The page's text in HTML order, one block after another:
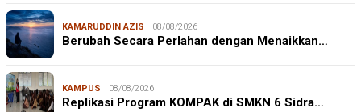
KAMARUDDIN AZIS 08/08/2026
Berubah Secara Perlahan dengan Menaikkan…
KAMPUS 08/08/2026
Replikasi Program KOMPAK di SMKN 6 Sidra…